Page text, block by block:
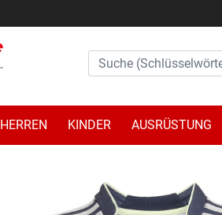
HERREN KINDER AUSRÜSTUNG